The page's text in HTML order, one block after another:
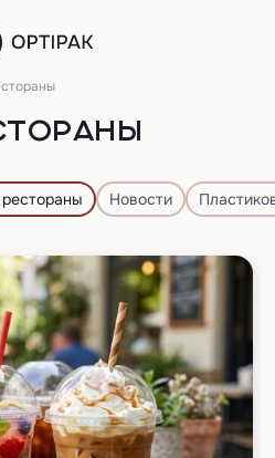
Новости